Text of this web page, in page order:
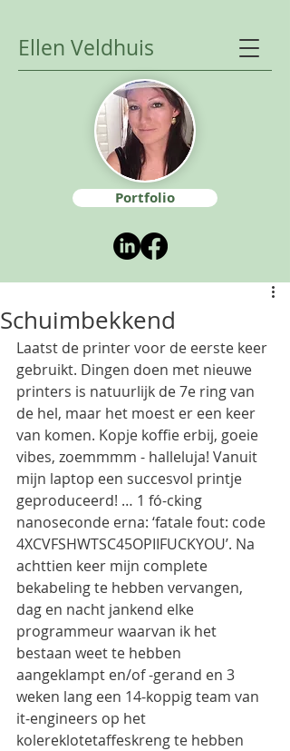
Ellen Veldhuis
Portfolio
Schuimbekkend
Laatst de printer voor de eerste keer
gebruikt. Dingen doen met nieuwe
printers is natuurlijk de 7e ring van
de hel, maar het moest er een keer
van komen. Kopje koffie erbij, goeie
vibes, zoemmmm - halleluja! Vanuit
mijn laptop een succesvol printje
geproduceerd! … 1 fó-cking
nanoseconde erna: ‘fatale fout: code
4XCVFSHWTSC45OPIIFUCKYOU’. Na
achttien keer mijn complete
bekabeling te hebben vervangen,
dag en nacht jankend elke
programmeur waarvan ik het
bestaan weet te hebben
aangeklampt en/of -gerand en 3
weken lang een 14-koppig team van
it-engineers op het
kolereklotetaffeskreng te hebben